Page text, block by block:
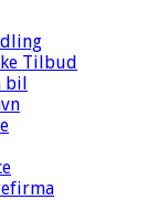
Tilbud
bil